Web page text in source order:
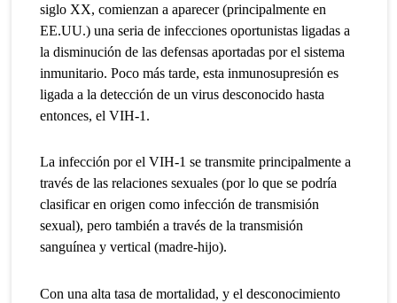
siglo XX, comienzan a aparecer (principalmente en
EE.UU.) una seria de infecciones oportunistas ligadas a
la disminución de las defensas aportadas por el sistema
inmunitario. Poco más tarde, esta inmunosupresión es
ligada a la detección de un virus desconocido hasta
entonces, el VIH-1.
La infección por el VIH-1 se transmite principalmente a
través de las relaciones sexuales (por lo que se podría
clasificar en origen como infección de transmisión
sexual), pero también a través de la transmisión
sanguínea y vertical (madre-hijo).
Con una alta tasa de mortalidad, y el desconocimiento